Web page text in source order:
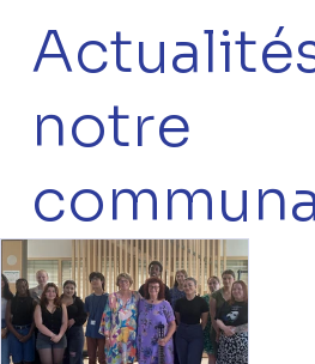
notre